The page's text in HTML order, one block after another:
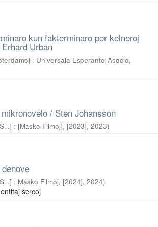
kun fakterminaro por kelneroj
Urban
: Universala Esperanto-Asocio,
/ Sten Johansson
: [Masko Filmoj], [2023], 2023)
: Masko Filmoj, [2024], 2024)
ŝercoj